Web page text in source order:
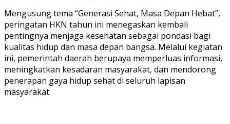
Mengusung tema “Generasi Sehat, Masa Depan Hebat”,
peringatan HKN tahun ini menegaskan kembali
pentingnya menjaga kesehatan sebagai pondasi bagi
kualitas hidup dan masa depan bangsa. Melalui kegiatan
ini, pemerintah daerah berupaya memperluas informasi,
meningkatkan kesadaran masyarakat, dan mendorong
penerapan gaya hidup sehat di seluruh lapisan
masyarakat.